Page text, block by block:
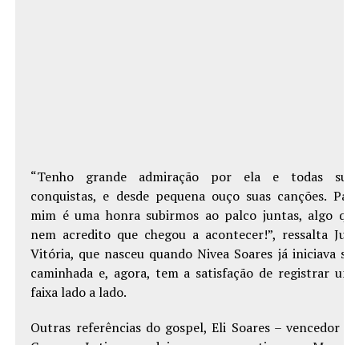
“Tenho grande admiração por ela e todas suas
conquistas, e desde pequena ouço suas canções. Para
mim é uma honra subirmos ao palco juntas, algo que
nem acredito que chegou a acontecer!”, ressalta Julia
Vitória, que nasceu quando Nivea Soares já iniciava sua
caminhada e, agora, tem a satisfação de registrar uma
faixa lado a lado.
Outras referências do gospel, Eli Soares – vencedor do